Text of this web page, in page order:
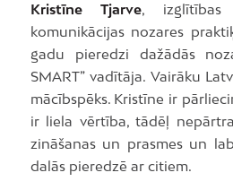
Kristīne Tjarve, izglītības
komunikācijas nozares
gadu pieredzi dažādās
SMART” vadītāja. Vairāku
mācībspēks. Kristīne ir
ir liela vērtība, tādēļ
zināšanas un prasmes un
dalās pieredzē ar citiem.